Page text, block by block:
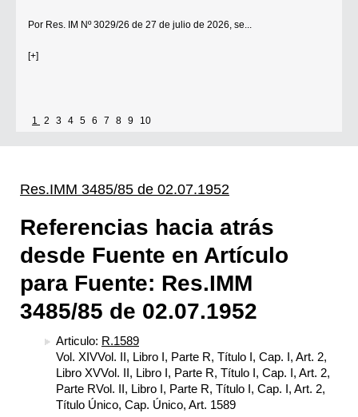
Por Res. IM Nº 3029/26 de 27 de julio de 2026, se...
[+]
1 2 3 4 5 6 7 8 9 10
Res.IMM 3485/85 de 02.07.1952
Referencias hacia atrás
desde Fuente en Artículo
para Fuente: Res.IMM
3485/85 de 02.07.1952
Articulo: R.1589
Vol. XIVVol. II, Libro I, Parte R, Título I, Cap. I, Art. 2,
Libro XVVol. II, Libro I, Parte R, Título I, Cap. I, Art. 2,
Parte RVol. II, Libro I, Parte R, Título I, Cap. I, Art. 2,
Título Único, Cap. Único, Art. 1589